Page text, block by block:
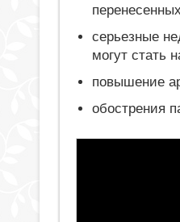
серьезные
могут стать
повышение
обострения